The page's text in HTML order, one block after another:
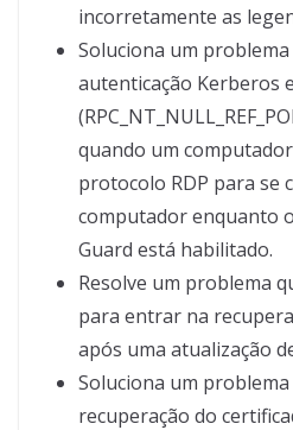
incorretamente as
Soluciona um
autenticação Kerberos
quando um
protocolo RDP para se
computador enquanto
Guard está habilitado.
Resolve um problema
para entrar na
após uma atualização
Soluciona um
recuperação do